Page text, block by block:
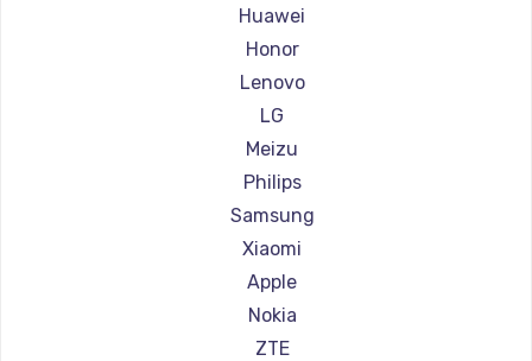
Ремонт смартфонов Highscreen
Ремонт смартфонов Irbis
Ремонт смартфонов Kyocera
Ремонт смартфонов LeEco
Ремонт смартфонов OnePlus
Ремонт смартфонов teXet
Ремонт смартфонов Motorola
Ремонт смартфонов Prestigio
Ремонт смартфонов Vertex
Ремонт смартфонов Microsoft
Ремонт смартфонов Sharp
Huawei
Honor
Lenovo
LG
Meizu
Philips
Samsung
Xiaomi
Apple
Nokia
ZTE